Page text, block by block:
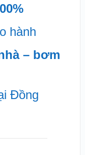
hành
– bơm
Đồng